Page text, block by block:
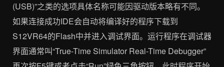
(USB)”之类的选项具体名称可能因驱动版本略有不同。
如果连接成功IDE会自动将编译好的程序下载到
S12VR64的Flash中并进入调试界面。运行程序在调试器
界面通常叫“True-Time Simulator Real-Time Debugger”